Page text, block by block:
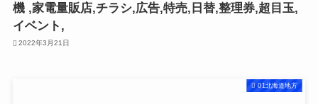
機 ,家電量販店,チラシ,広告,特売,日替,整理券,超目玉,
イベント,
2022年3月21日
01北海道地方